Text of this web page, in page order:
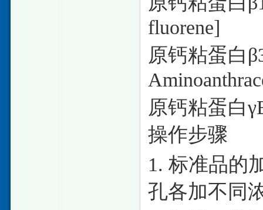
fluorene]
原钙粘蛋白
原钙粘蛋白
操作步骤
1. 标准品的
孔各加不同